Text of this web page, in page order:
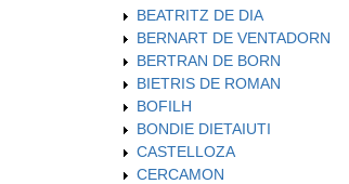
BEATRITZ DE DIA
BERNART DE VENTADORN
BERTRAN DE BORN
BIETRIS DE ROMAN
BOFILH
BONDIE DIETAIUTI
CASTELLOZA
CERCAMON